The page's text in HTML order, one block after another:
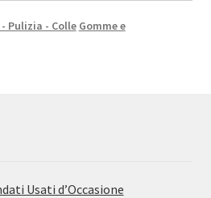
Pulizia - Colle Gomme e
Usati d’Occasione